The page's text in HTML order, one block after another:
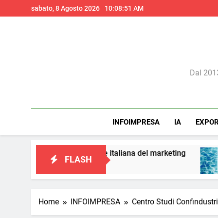
to
sabato, 8 Agosto 2026 10:08:53 AM
Il
Dal
INFOIMPRESA IA
FLASH
italiana del marketing Perché
Home INFOIMPRESA Centro Studi